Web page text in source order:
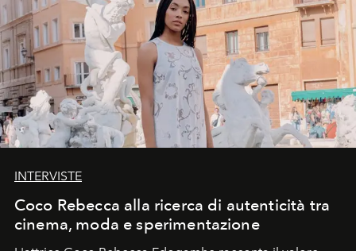
INTERVISTE
Coco Rebecca alla ricerca di autenticità tra
cinema, moda e sperimentazione